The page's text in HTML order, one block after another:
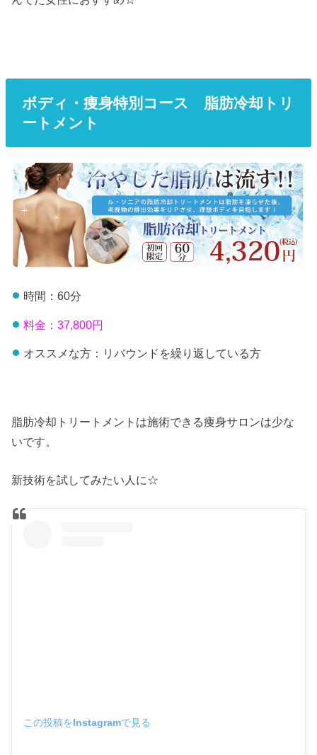
ボディ・痩身特別コース 脂肪冷却トリ
ートメント
時間：60分
料金：37,800円
オススメな方：リバウンドを繰り返している方
脂肪冷却トリートメントは施術できる痩身サロンは少な
いです。
新技術を試してみたい人に☆
この投稿をInstagramで見る